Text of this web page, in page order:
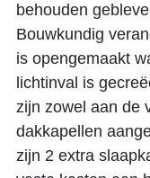
behouden
Bouwkundig
is opengemaakt
lichtinval is
zijn zowel aan de
dakkapellen
zijn 2 extra